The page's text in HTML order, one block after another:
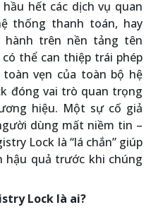
hết các dịch vụ quan
thống thanh toán, hay
hành trên nền tảng tên
thể can thiệp trái phép
vẹn của toàn bộ hệ
đóng vai trò quan trọng
hiệu. Một sự cố giả
dùng mất niềm tin –
Lock là “lá chắn” giúp
hậu quả trước khi chúng
Lock là ai?